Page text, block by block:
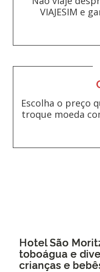
VIAJESIM e
Escolha o preço
troque moeda
Hotel São
toboágua e
crianças e